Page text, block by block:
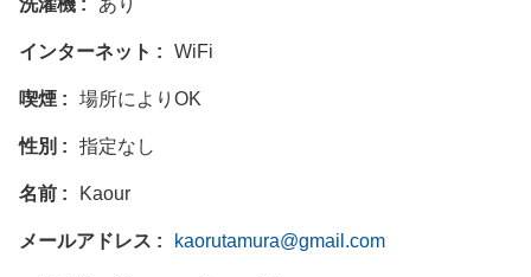
洗濯機 あり
インターネット WiFi
喫煙 場所によりOK
性別 指定なし
名前 Kaour
メールアドレス kaorutamura@gmail.com